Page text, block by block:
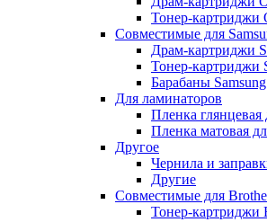
Тонер-картриджи
Совместимые для
Драм-картриджи
Тонер-картриджи
Барабаны Samsung
Для ламинаторов
Пленка
Пленка матовая
Другое
Чернила и
Другие
Совместимые для
Тонер-картриджи